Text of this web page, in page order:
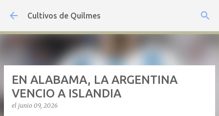
Ir al contenido principal
Cultivos de Quilmes
EN ALABAMA, LA ARGENTINA
VENCIO A ISLANDIA
el junio 09, 2026